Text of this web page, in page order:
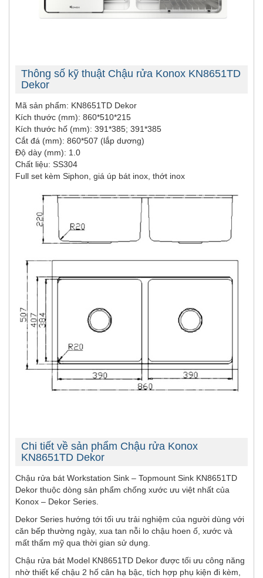
Thông số kỹ thuật Chậu rửa Konox KN8651TD
Dekor
Mã sản phẩm: KN8651TD Dekor
Kích thước (mm): 860*510*215
Kích thước hố (mm): 391*385; 391*385
Cắt đá (mm): 860*507 (lắp dương)
Độ dày (mm): 1.0
Chất liệu: SS304
Full set kèm Siphon, giá úp bát inox, thớt inox
Chi tiết về sản phẩm Chậu rửa Konox
KN8651TD Dekor
Chậu rửa bát Workstation Sink – Topmount Sink KN8651TD
Dekor thuộc dòng sản phẩm chống xước ưu việt nhất của
Konox – Dekor Series.
Dekor Series hướng tới tối ưu trải nghiệm của người dùng với
căn bếp thường ngày, xua tan nỗi lo chậu hoen ố, xước và
mất thẩm mỹ qua thời gian sử dụng.
Chậu rửa bát Model KN8651TD Dekor được tối ưu công năng
nhờ thiết kế chậu 2 hố cân hạ bậc, tích hợp phụ kiện đi kèm,